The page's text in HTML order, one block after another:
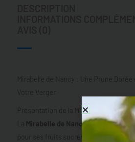
Présentation de la Mirabelle de Nancy
Mirabelle de Nancyest une
pour ses fruits sucrés et juteux,